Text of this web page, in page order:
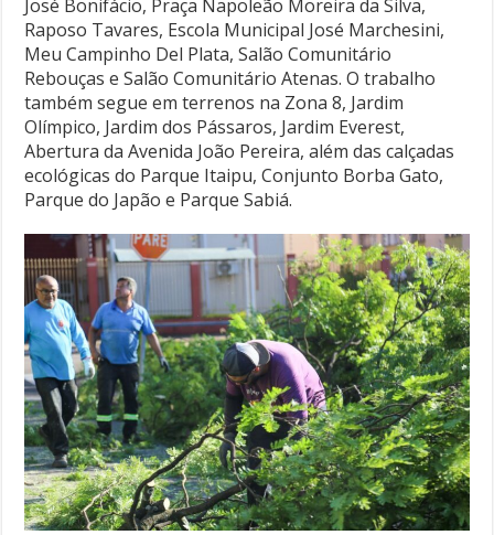
José Bonifácio, Praça Napoleão Moreira da Silva,
Raposo Tavares, Escola Municipal José Marchesini,
Meu Campinho Del Plata, Salão Comunitário
Rebouças e Salão Comunitário Atenas. O trabalho
também segue em terrenos na Zona 8, Jardim
Olímpico, Jardim dos Pássaros, Jardim Everest,
Abertura da Avenida João Pereira, além das calçadas
ecológicas do Parque Itaipu, Conjunto Borba Gato,
Parque do Japão e Parque Sabiá.